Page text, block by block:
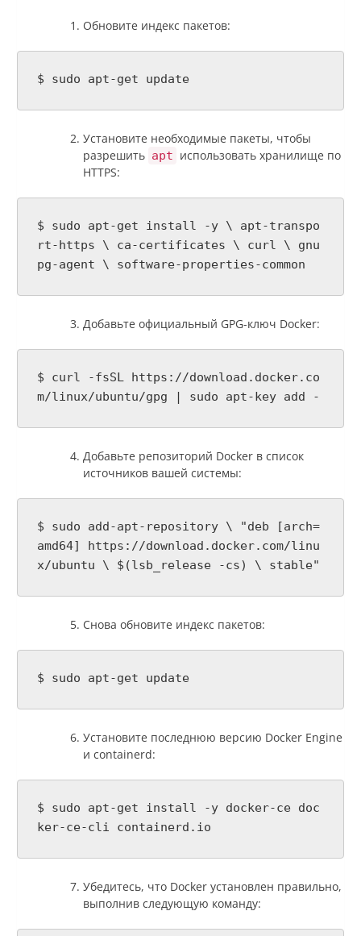
Обновите индекс пакетов:
$ sudo apt-get update
Установите необходимые пакеты, чтобы
разрешить apt использовать хранилище по
HTTPS:
$ sudo apt-get install -y \ apt-transpo
rt-https \ ca-certificates \ curl \ gnu
pg-agent \ software-properties-common
Добавьте официальный GPG-ключ Docker:
$ curl -fsSL https://download.docker.co
m/linux/ubuntu/gpg | sudo apt-key add -
Добавьте репозиторий Docker в список
источников вашей системы:
$ sudo add-apt-repository \ "deb [arch=
amd64] https://download.docker.com/linu
x/ubuntu \ $(lsb_release -cs) \ stable"
Снова обновите индекс пакетов:
$ sudo apt-get update
Установите последнюю версию Docker Engine
и containerd:
$ sudo apt-get install -y docker-ce doc
ker-ce-cli containerd.io
Убедитесь, что Docker установлен правильно,
выполнив следующую команду: